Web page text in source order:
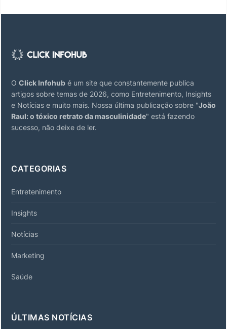
O Click Infohub é um site que constantemente publica
artigos sobre temas de 2026, como Entretenimento, Insights
e Notícias e muito mais. Nossa última publicação sobre "João
Raul: o tóxico retrato da masculinidade" está fazendo
sucesso, não deixe de ler.
CATEGORIAS
Entretenimento
Insights
Notícias
Marketing
Saúde
ÚLTIMAS NOTÍCIAS